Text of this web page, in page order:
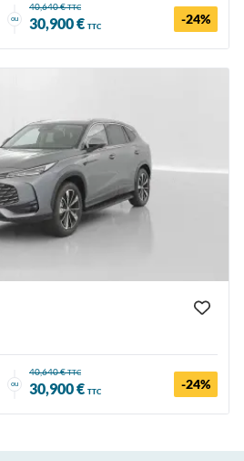
ou
40,640 €TTC
30,900 € TTC -24%
ou
40,640 €TTC
30,900 € TTC -24%